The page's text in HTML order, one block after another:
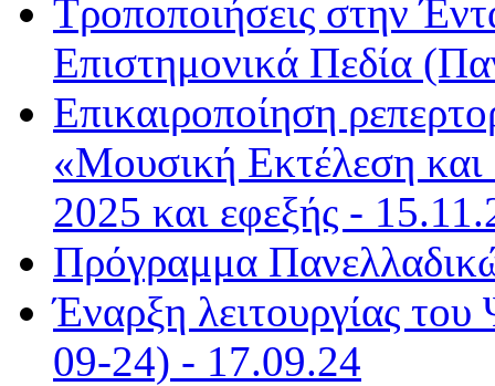
Τροποποιήσεις στην
Επιστημονικά Πεδία
Επικαιροποίηση
«Μουσική Εκτέλεση και
2025 και εφεξής -
Πρόγραμμα
Έναρξη λειτουργίας
09-24) - 17.09.24